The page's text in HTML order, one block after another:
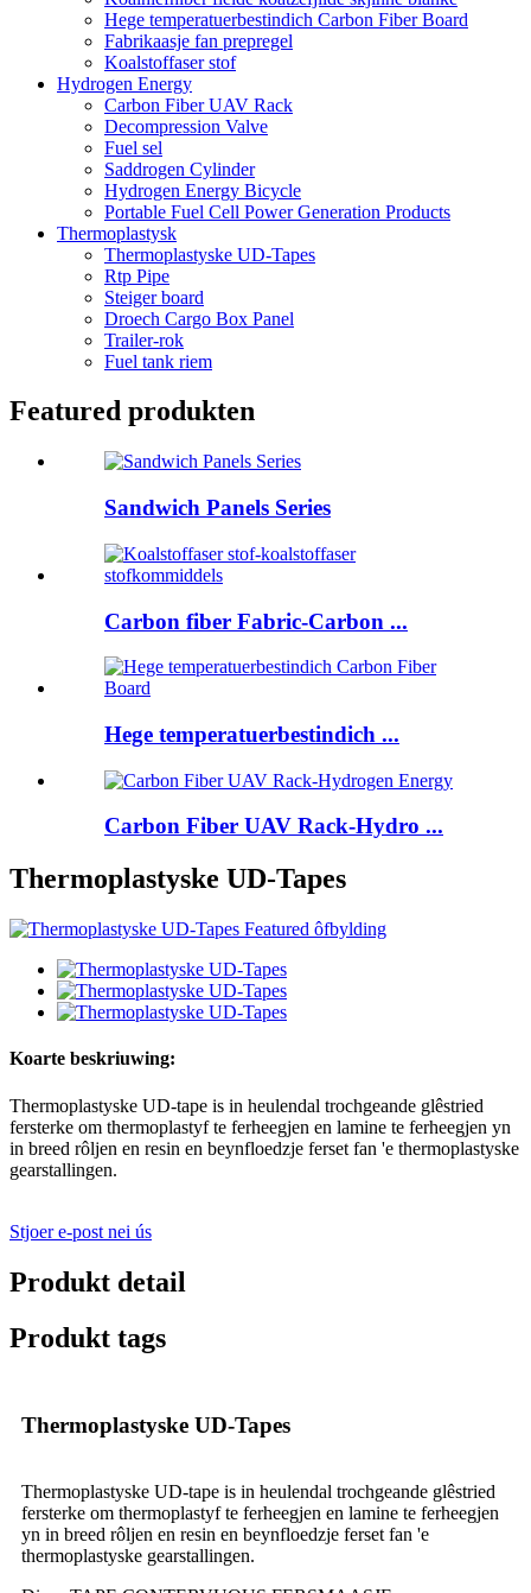
Hege temperatuerbestindich Carbon Fiber Board
Fabrikaasje fan prepregel
Koalstoffaser stof
Hydrogen Energy
Carbon Fiber UAV Rack
Decompression Valve
Fuel sel
Saddrogen Cylinder
Hydrogen Energy Bicycle
Portable Fuel Cell Power Generation Products
Thermoplastysk
Thermoplastyske UD-Tapes
Rtp Pipe
Steiger board
Droech Cargo Box Panel
Trailer-rok
Fuel tank riem
Featured produkten
Sandwich Panels Series
Carbon fiber Fabric-Carbon ...
Hege temperatuerbestindich ...
Carbon Fiber UAV Rack-Hydro ...
Thermoplastyske UD-Tapes
Koarte beskriuwing:
Thermoplastyske UD-tape is in heulendal trochgeande glêstried
fersterke om thermoplastyf te ferheegjen en lamine te ferheegjen yn
in breed rôljen en resin en beynfloedzje ferset fan 'e thermoplastyske
gearstallingen.
Stjoer e-post nei ús
Produkt detail
Produkt tags
Thermoplastyske UD-Tapes
Thermoplastyske UD-tape is in heulendal trochgeande glêstried
fersterke om thermoplastyf te ferheegjen en lamine te ferheegjen
yn in breed rôljen en resin en beynfloedzje ferset fan 'e
thermoplastyske gearstallingen.